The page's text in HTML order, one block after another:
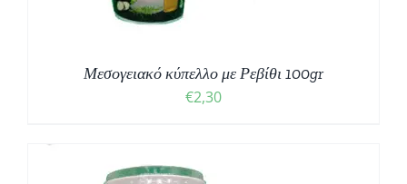
Μεσογειακό κύπελλο με Ρεβίθι 100gr
€2,30